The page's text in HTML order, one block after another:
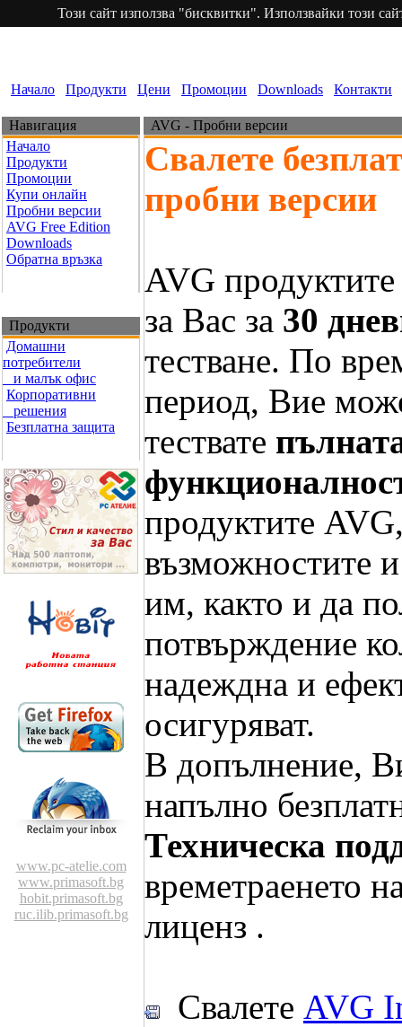
Този сайт използва "бисквитки". Използвайки този
Начало Продукти Цени Промоции Downloads Контакти
Навигация
Начало
Продукти
Промоции
Купи онлайн
Пробни версии
AVG Free Edition
Downloads
Обратна връзка
Продукти
Домашни
потребители
и малък офис
Корпоративни
решения
Безплатна защита
www.pc-atelie.com
www.primasoft.bg
hobit.primasoft.bg
ruc.ilib.primasoft.bg
AVG - Пробни версии
Свалете
пробни версии
AVG
за Вас за 30
тестване. По
период, Вие
тествате
продуктите
възможностите и
им, както и да
потвърждение
надеждна и
осигуряват.
В допълнение,
напълно
Техническа
времетраенето
лиценз .
Свалете AVG